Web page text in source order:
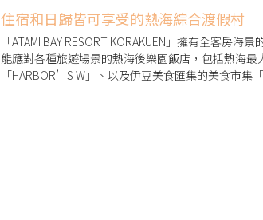
住宿和日歸皆可享受的熱海綜合渡假村
「ATAMI BAY RESORT KORAKUEN」擁有全客房海
能應對各種旅遊場景的熱海後樂園飯店，包括熱海
「HARBOR’S W」、以及伊豆美食匯集的美食市集